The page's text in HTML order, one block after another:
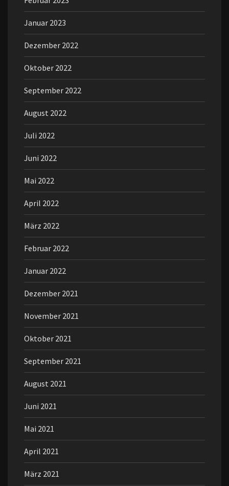
Januar 2023
Dezember 2022
Oktober 2022
September 2022
August 2022
Juli 2022
Juni 2022
Mai 2022
April 2022
März 2022
Februar 2022
Januar 2022
Dezember 2021
November 2021
Oktober 2021
September 2021
August 2021
Juni 2021
Mai 2021
April 2021
März 2021